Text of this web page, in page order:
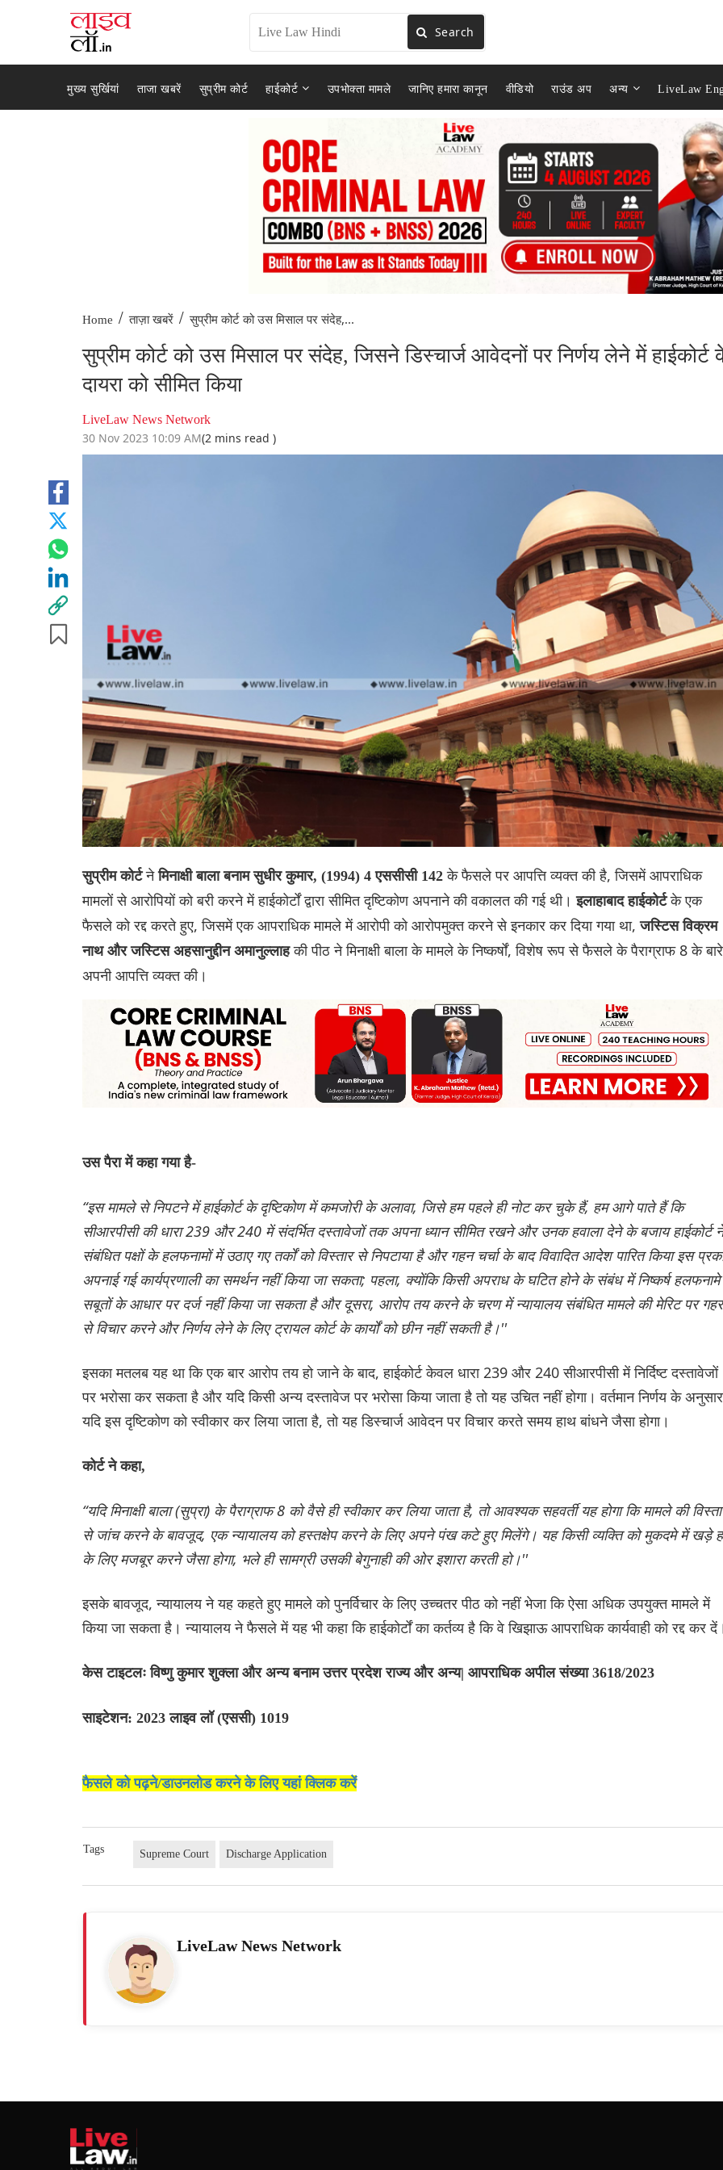
Search
मुख्य सुर्खियां ताजा खबरें सुप्रीम कोर्ट हाईकोर्ट उपभोक्ता मामले जानिए हमारा कानून वीडियो राउंड अप अन्य LiveLaw
Home / ताज़ा खबरें / सुप्रीम कोर्ट को उस मिसाल पर संदेह,...
सुप्रीम कोर्ट को उस मिसाल पर संदेह, जिसने डिस्चार्ज आवेदनों पर निर्णय लेने में हाईकोर्ट
दायरा को सीमित किया
LiveLaw News Network
30 Nov 2023 10:09 AM(2 mins read )
सुप्रीम कोर्टनेमिनाक्षी बाला बनाम सुधीर कुमार, (1994) 4 एससीसी 142के फैसले पर आपत्ति व्यक्त की है, जिसमें आपराधिक
मामलों से आरोपियों को बरी करने में हाईकोर्टों द्वारा सीमित दृष्टिकोण अपनाने की वकालत की गई थी।इलाहाबाद हाईकोर्टके एक
फैसले को रद्द करते हुए, जिसमें एक आपराधिक मामले में आरोपी को आरोपमुक्त करने से इनकार कर दिया गया था,जस्टिस विक्रम
नाथ और जस्टिस अहसानुद्दीन अमानुल्लाहकी पीठ ने मिनाक्षी बाला के मामले के निष्कर्षों, विशेष रूप से फैसले के पैराग्राफ 8 के
अपनी आपत्ति व्यक्त की।
उस पैरा में कहा गया है-
“इस मामले से ‌निपटने में हाईकोर्ट के दृष्टिकोण में कमजोरी के अलावा, जिसे हम पहले ही नोट कर चुके हैं, हम आगे पाते हैं कि
सीआरपीसी की धारा 239 और 240 में संदर्भित दस्तावेजों तक अपना ध्यान सीमित रखने और उनक हवाला देने के बजाय हाईकोर्ट ने
संबंधित पक्षों के हलफनामों में उठाए गए तर्कों को विस्तार से निपटाया है और गहन चर्चा के बाद विवादित आदेश पारित कियाइस
अपनाई गई कार्यप्रणाली का समर्थन नहीं किया जा सकता; पहला, क्योंकि किसी अपराध के घटित होने के संबंध में निष्कर्ष
सबूतों के आधार पर दर्ज नहीं किया जा सकता है और दूसरा, आरोप तय करने के चरण में न्यायालय संबंधित मामले की मेर‌िट पर
से विचार करने और निर्णय लेने के लिए ट्रायल कोर्ट के कार्यों को छीन नहीं सकती है।''
इसका मतलब यह था कि एक बार आरोप तय हो जाने के बाद, हाईकोर्ट केवल धारा 239 और 240 सीआरपीसी में निर्दिष्ट दस्तावेजों
पर भरोसा कर सकता है और यदि किसी अन्य दस्तावेज पर भरोसा किया जाता है तो यह उचित नहीं होगा। वर्तमान निर्णय के
यदि इस दृष्टिकोण को स्वीकार कर लिया जाता है, तो यह डिस्चार्ज आवेदन पर विचार करते समय हाथ बांधने जैसा होगा।
कोर्ट ने कहा,
“यदि मिनाक्षी बाला (सुप्रा) के पैराग्राफ 8 को वैसे ही स्वीकार कर लिया जाता है, तो आवश्यक सहवर्ती यह होगा कि मामले की
से जांच करने के बावजूद, एक न्यायालय को हस्तक्षेप करने के लिए अपने पंख कटे हुए मिलेंगे। यह किसी व्यक्ति को मुकदमे में खड़े
के लिए मजबूर करने जैसा होगा, भले ही सामग्री उसकी बेगुनाही की ओर इशारा करती हो।''
इसके बावजूद, न्यायालय ने यह कहते हुए मामले को पुनर्विचार के लिए उच्चतर पीठ को नहीं भेजा कि ऐसा अधिक उपयुक्त मामले में
किया जा सकता है। न्यायालय ने फैसले में यह भी कहा कि हाईकोर्टों का कर्तव्य है कि वे ‌खिझाऊ आपराधिक कार्यवाही को रद्द कर
केस टाइटलः विष्णु कुमार शुक्ला और अन्य बनाम उत्तर प्रदेश राज्य और अन्य| आपराधिक अपील संख्या 3618/2023
साइटेशन: 2023 लाइव लॉ (एससी) 1019
फैसले को पढ़ने/डाउनलोड करने के लिए यहां क्लिक करें
Tags Supreme Court Discharge Application
LiveLaw News Network